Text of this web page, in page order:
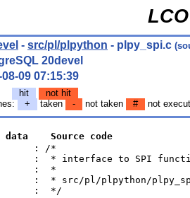
- src/pl/plpython - plpy_spi.c
20devel
09 07:15:39
hit
not hit
+ taken - not taken # not
data    Source code
: /*
:  * interface to SPI
:  *
:  * src/pl/plpython/
:  */